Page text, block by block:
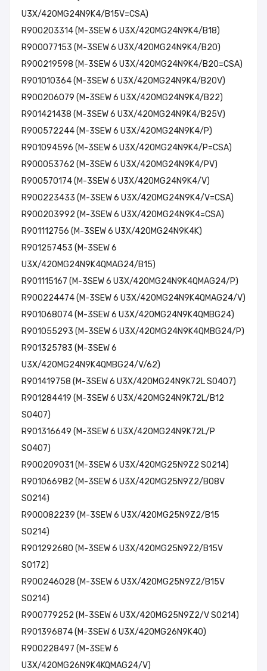
U3X/420MG24N9K4/B15V=CSA)
R900203314 (M-3SEW 6 U3X/420MG24N9K4/B18)
R900077153 (M-3SEW 6 U3X/420MG24N9K4/B20)
R900219598 (M-3SEW 6 U3X/420MG24N9K4/B20=CSA)
R901010364 (M-3SEW 6 U3X/420MG24N9K4/B20V)
R900206079 (M-3SEW 6 U3X/420MG24N9K4/B22)
R901421438 (M-3SEW 6 U3X/420MG24N9K4/B25V)
R900572244 (M-3SEW 6 U3X/420MG24N9K4/P)
R901094596 (M-3SEW 6 U3X/420MG24N9K4/P=CSA)
R900053762 (M-3SEW 6 U3X/420MG24N9K4/PV)
R900570174 (M-3SEW 6 U3X/420MG24N9K4/V)
R900223433 (M-3SEW 6 U3X/420MG24N9K4/V=CSA)
R900203992 (M-3SEW 6 U3X/420MG24N9K4=CSA)
R901112756 (M-3SEW 6 U3X/420MG24N9K4K)
R901257453 (M-3SEW 6
U3X/420MG24N9K4QMAG24/B15)
R901115167 (M-3SEW 6 U3X/420MG24N9K4QMAG24/P)
R900224474 (M-3SEW 6 U3X/420MG24N9K4QMAG24/V)
R901068074 (M-3SEW 6 U3X/420MG24N9K4QMBG24)
R901055293 (M-3SEW 6 U3X/420MG24N9K4QMBG24/P)
R901325783 (M-3SEW 6
U3X/420MG24N9K4QMBG24/V/62)
R901419758 (M-3SEW 6 U3X/420MG24N9K72L SO407)
R901284419 (M-3SEW 6 U3X/420MG24N9K72L/B12
SO407)
R901316649 (M-3SEW 6 U3X/420MG24N9K72L/P
SO407)
R900209031 (M-3SEW 6 U3X/420MG25N9Z2 SO214)
R901066982 (M-3SEW 6 U3X/420MG25N9Z2/B08V
SO214)
R900082239 (M-3SEW 6 U3X/420MG25N9Z2/B15
SO214)
R901292680 (M-3SEW 6 U3X/420MG25N9Z2/B15V
SO172)
R900246028 (M-3SEW 6 U3X/420MG25N9Z2/B15V
SO214)
R900779252 (M-3SEW 6 U3X/420MG25N9Z2/V SO214)
R901396874 (M-3SEW 6 U3X/420MG26N9K40)
R900228497 (M-3SEW 6
U3X/420MG26N9K4KQMAG24/V)